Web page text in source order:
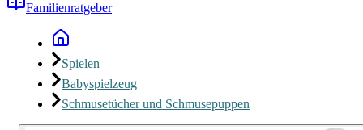
Familienratgeber
Spielen
Babyspielzeug
Schmusetücher und Schmusepuppen